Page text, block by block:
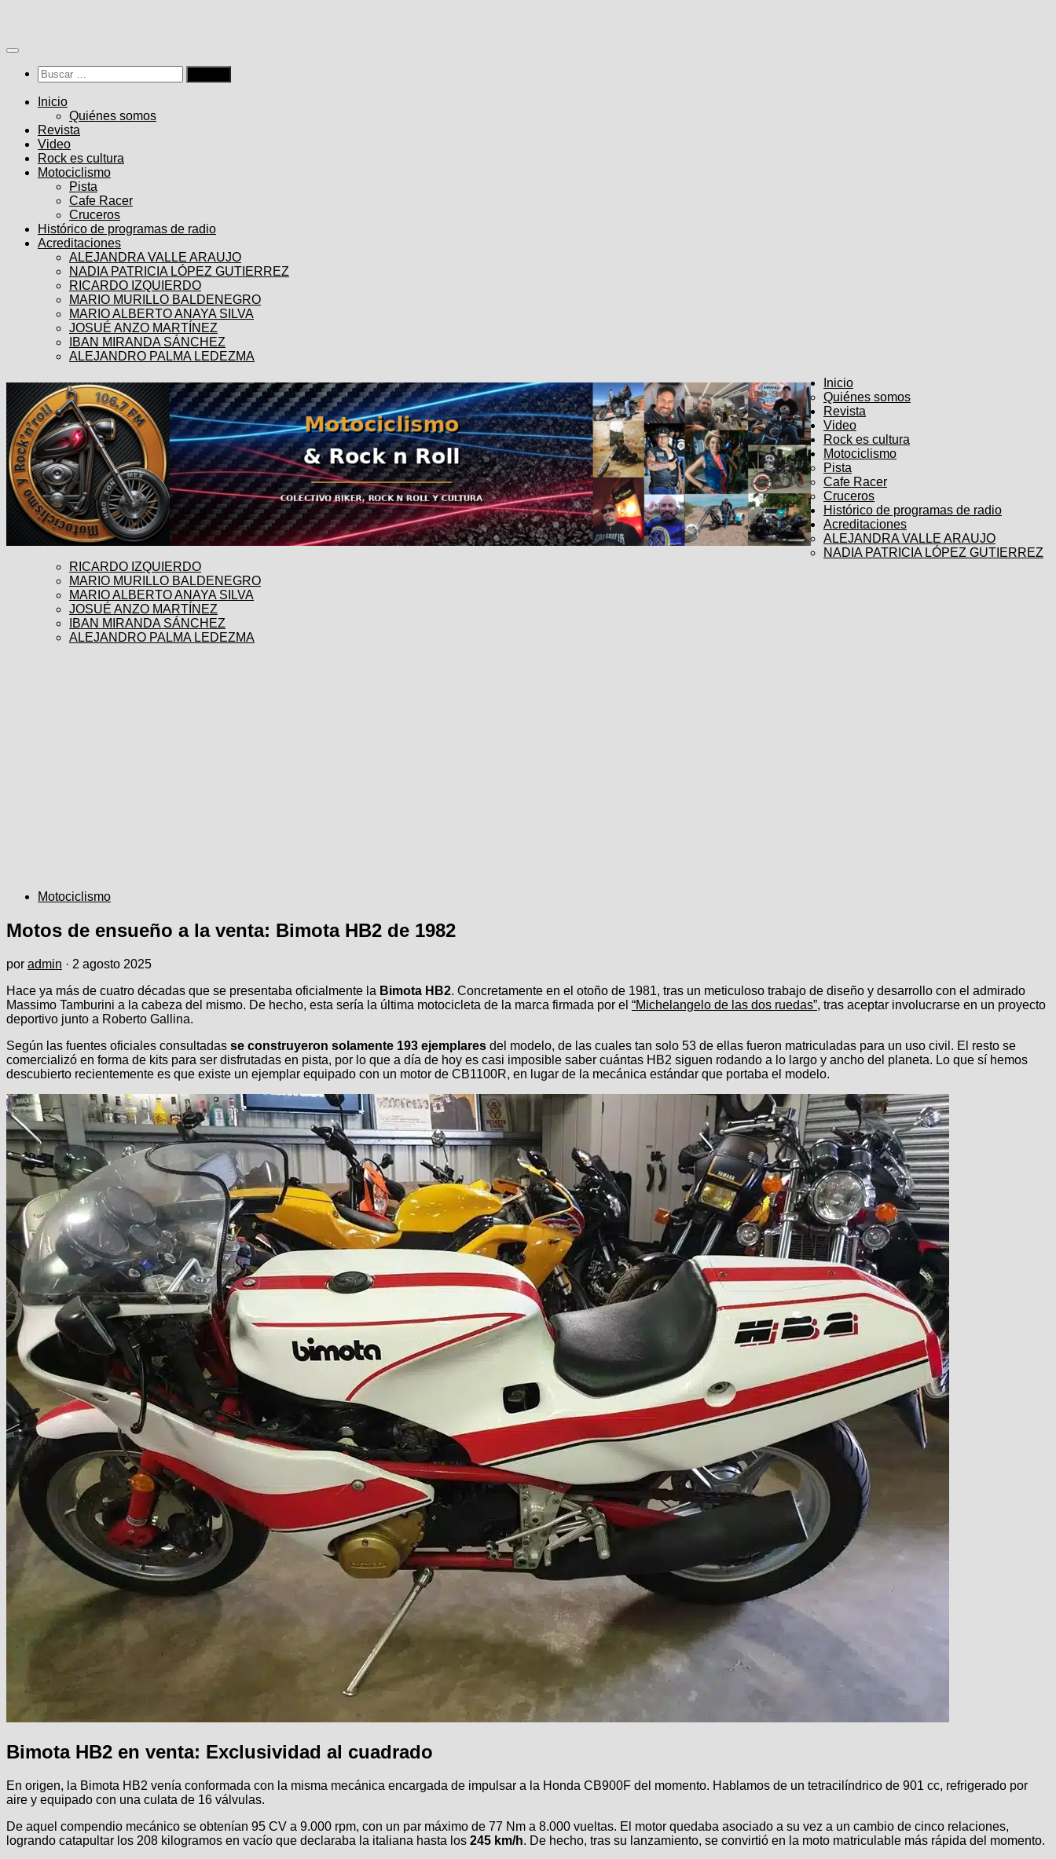
contenido
Buscar:
Inicio
Quiénes somos
Revista
Video
Rock es cultura
Motociclismo
Pista
Cafe Racer
Cruceros
Histórico de programas de radio
Acreditaciones
ALEJANDRA VALLE ARAUJO
NADIA PATRICIA LÓPEZ GUTIERREZ
RICARDO IZQUIERDO
MARIO MURILLO BALDENEGRO
MARIO ALBERTO ANAYA SILVA
JOSUÉ ANZO MARTÍNEZ
IBAN MIRANDA SÁNCHEZ
ALEJANDRO PALMA LEDEZMA
Inicio
Quiénes somos
Revista
Video
Rock es cultura
Motociclismo
Pista
Cafe Racer
Cruceros
Histórico de programas de radio
Acreditaciones
ALEJANDRA VALLE ARAUJO
NADIA PATRICIA LÓPEZ GUTIERREZ
RICARDO IZQUIERDO
MARIO MURILLO BALDENEGRO
MARIO ALBERTO ANAYA SILVA
JOSUÉ ANZO MARTÍNEZ
IBAN MIRANDA SÁNCHEZ
ALEJANDRO PALMA LEDEZMA
Motociclismo
Motos de ensueño a la venta: Bimota HB2 de 1982
por admin · 2 agosto 2025
Hace ya más de cuatro décadas que se presentaba oficialmente la Bimota HB2. Concretamente en el otoño de 1981, tras un meticuloso trabajo de diseño y desarrollo con el admirado
Massimo Tamburini a la cabeza del mismo. De hecho, esta sería la última motocicleta de la marca firmada por el “Michelangelo de las dos ruedas”, tras aceptar involucrarse en un proyecto
deportivo junto a Roberto Gallina.
Según las fuentes oficiales consultadas se construyeron solamente 193 ejemplares del modelo, de las cuales tan solo 53 de ellas fueron matriculadas para un uso civil. El resto se
comercializó en forma de kits para ser disfrutadas en pista, por lo que a día de hoy es casi imposible saber cuántas HB2 siguen rodando a lo largo y ancho del planeta. Lo que sí hemos
descubierto recientemente es que existe un ejemplar equipado con un motor de CB1100R, en lugar de la mecánica estándar que portaba el modelo.
Bimota HB2 en venta: Exclusividad al cuadrado
En origen, la Bimota HB2 venía conformada con la misma mecánica encargada de impulsar a la Honda CB900F del momento. Hablamos de un tetracilíndrico de 901 cc, refrigerado por
aire y equipado con una culata de 16 válvulas.
De aquel compendio mecánico se obtenían 95 CV a 9.000 rpm, con un par máximo de 77 Nm a 8.000 vueltas. El motor quedaba asociado a su vez a un cambio de cinco relaciones,
logrando catapultar los 208 kilogramos en vacío que declaraba la italiana hasta los 245 km/h. De hecho, tras su lanzamiento, se convirtió en la moto matriculable más rápida del momento.